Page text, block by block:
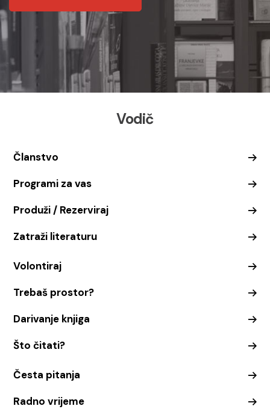
Vodič
Članstvo
Programi za vas
Produži / Rezerviraj
Zatraži literaturu
Volontiraj
Trebaš prostor?
Darivanje knjiga
Što čitati?
Česta pitanja
Radno vrijeme